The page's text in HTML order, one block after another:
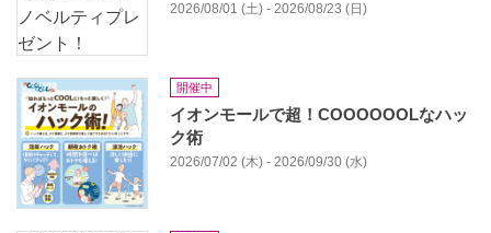
2026/08/01 (土) - 2026/08/23 (日)
開催中
イオンモールで超！COOOOOOLなハッ
ク術
2026/07/02 (木) - 2026/09/30 (水)